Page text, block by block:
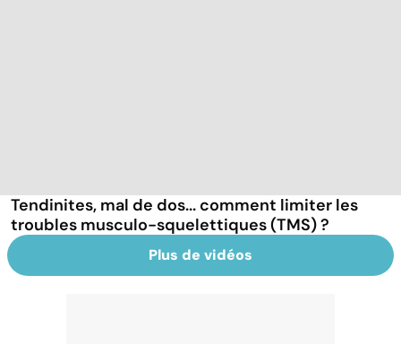
Tendinites, mal de dos... comment limiter les
troubles musculo-squelettiques (TMS) ?
Plus de vidéos